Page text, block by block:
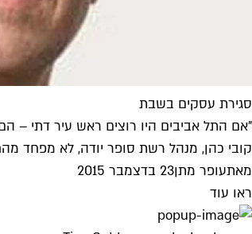
סגירת עסקים בשבת
"אם התל אביבים היו רוצים ראש עיר דתי –
קובי כהן, מנהל רשת סופר יודה, לא מפחד
מאתעופר מתן23 בדצמבר 2015
ראו עוד